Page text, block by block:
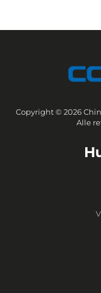
Copyright © 2026
Alle